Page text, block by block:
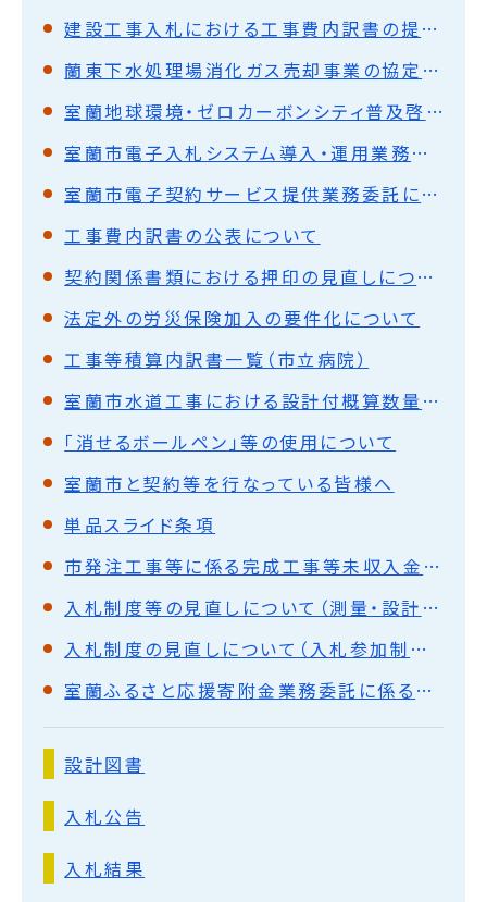
建設工事入札における工事費内訳書の提出について
蘭東下水処理場消化ガス売却事業の協定締結について(平成26年11月12日更新)
室蘭地球環境・ゼロカーボンシティ普及啓発業務公募型プロポーザル
室蘭市電子入札システム導入・運用業務委託に係る公募型見積合わせの実施について
室蘭市電子契約サービス提供業務委託に係る入札の実施について
工事費内訳書の公表について
契約関係書類における押印の見直しについて
法定外の労災保険加入の要件化について
工事等積算内訳書一覧（市立病院）
室蘭市水道工事における設計付概算数量発注方式試行について(令和2年3月)
「消せるボールペン」等の使用について
室蘭市と契約等を行なっている皆様へ
単品スライド条項
市発注工事等に係る完成工事等未収入金債権の流動化について
入札制度等の見直しについて（測量・設計・調査の委託）
入札制度の見直しについて（入札参加制限等）
室蘭ふるさと応援寄附金業務委託に係る企画提案の募集（公募型プロポーザル方式）
設計図書
入札公告
入札結果